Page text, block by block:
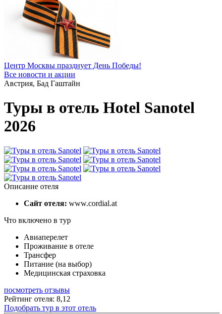
Центр Москвы празднует День Победы!
Все новости и акции
Австрия, Бад Гаштайн
Туры в отель Hotel Sanotel
2026
Описание отеля
Сайт отеля: www.cordial.at
Что включено в тур
Авиаперелет
Проживание в отеле
Трансфер
Питание (на выбор)
Медицинская страховка
посмотреть отзывы
Рейтинг отеля: 8,12
Подобрать тур в этот отель